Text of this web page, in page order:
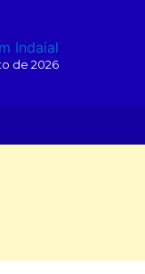
Indaial
de 2026